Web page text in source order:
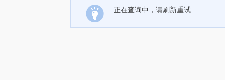
正在查询中，请刷新重试